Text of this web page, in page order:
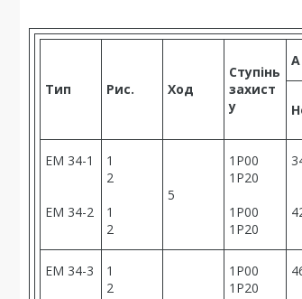
Тип Рис. Ход
Ступінь
захист
у
А
ЕМ 34-1
ЕМ 34-2
1
2
1
2
5
1Р00
1Р20
1Р00
1Р20
ЕМ 34-3
1
2
1Р00
1Р20